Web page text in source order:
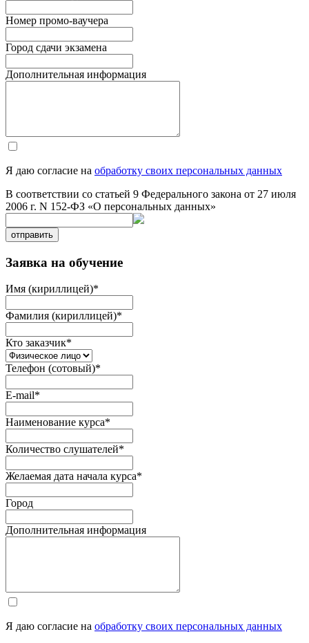
Номер промо-ваучера
Город сдачи экзамена
Дополнительная информация
Я даю согласие на обработку своих персональных данных
В соответствии со статьей 9 Федерального закона от 27 июля
2006 г. N 152-ФЗ «О персональных данных»
отправить
Заявка на обучение
Имя (кириллицей)*
Фамилия (кириллицей)*
Кто заказчик*
Телефон (сотовый)*
E-mail*
Наименование курса*
Количество слушателей*
Желаемая дата начала курса*
Город
Дополнительная информация
Я даю согласие на обработку своих персональных данных